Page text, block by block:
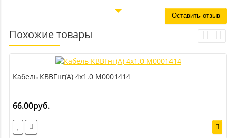
Оставить отзыв
Похожие товары
Кабель КВВГнг(А) 4х1.0 M0001414
66.00руб.